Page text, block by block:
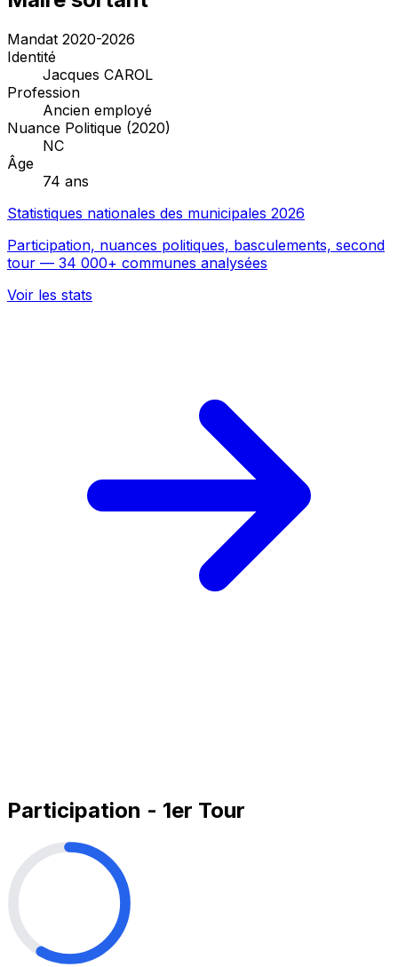
Mandat 2020-2026
Identité
Jacques CAROL
Profession
Ancien employé
Nuance Politique (2020)
NC
Âge
74 ans
Statistiques nationales des municipales 2026
Participation, nuances politiques, basculements, second
tour — 34 000+ communes analysées
Voir les stats
Participation - 1er Tour